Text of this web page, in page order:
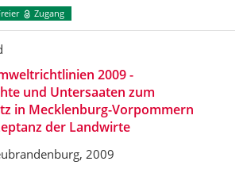
Zugang
2009 -
und Untersaaten zum
in Mecklenburg-Vorpommern
der Landwirte
2009